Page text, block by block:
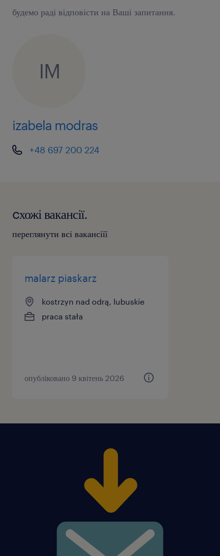
будемо раді відповісти на Ваші запитання.
IM
izabela modras
+48 697 200 224
cхожі вакансії.
переглянути всі вакансіїї
malarz piaskarz
kostrzyn nad odrą, lubuskie
praca stała
опубліковано 9 квітень 2026